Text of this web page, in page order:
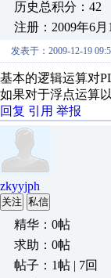
历史总积分：42
注册：2009年6月
发表于：2009-12-19
基本的逻辑运算对
如果对于浮点运算
回复 引用 举报
zkyyjph
关注 私信
精华：0帖
求助：0帖
帖子：1帖 | 7回